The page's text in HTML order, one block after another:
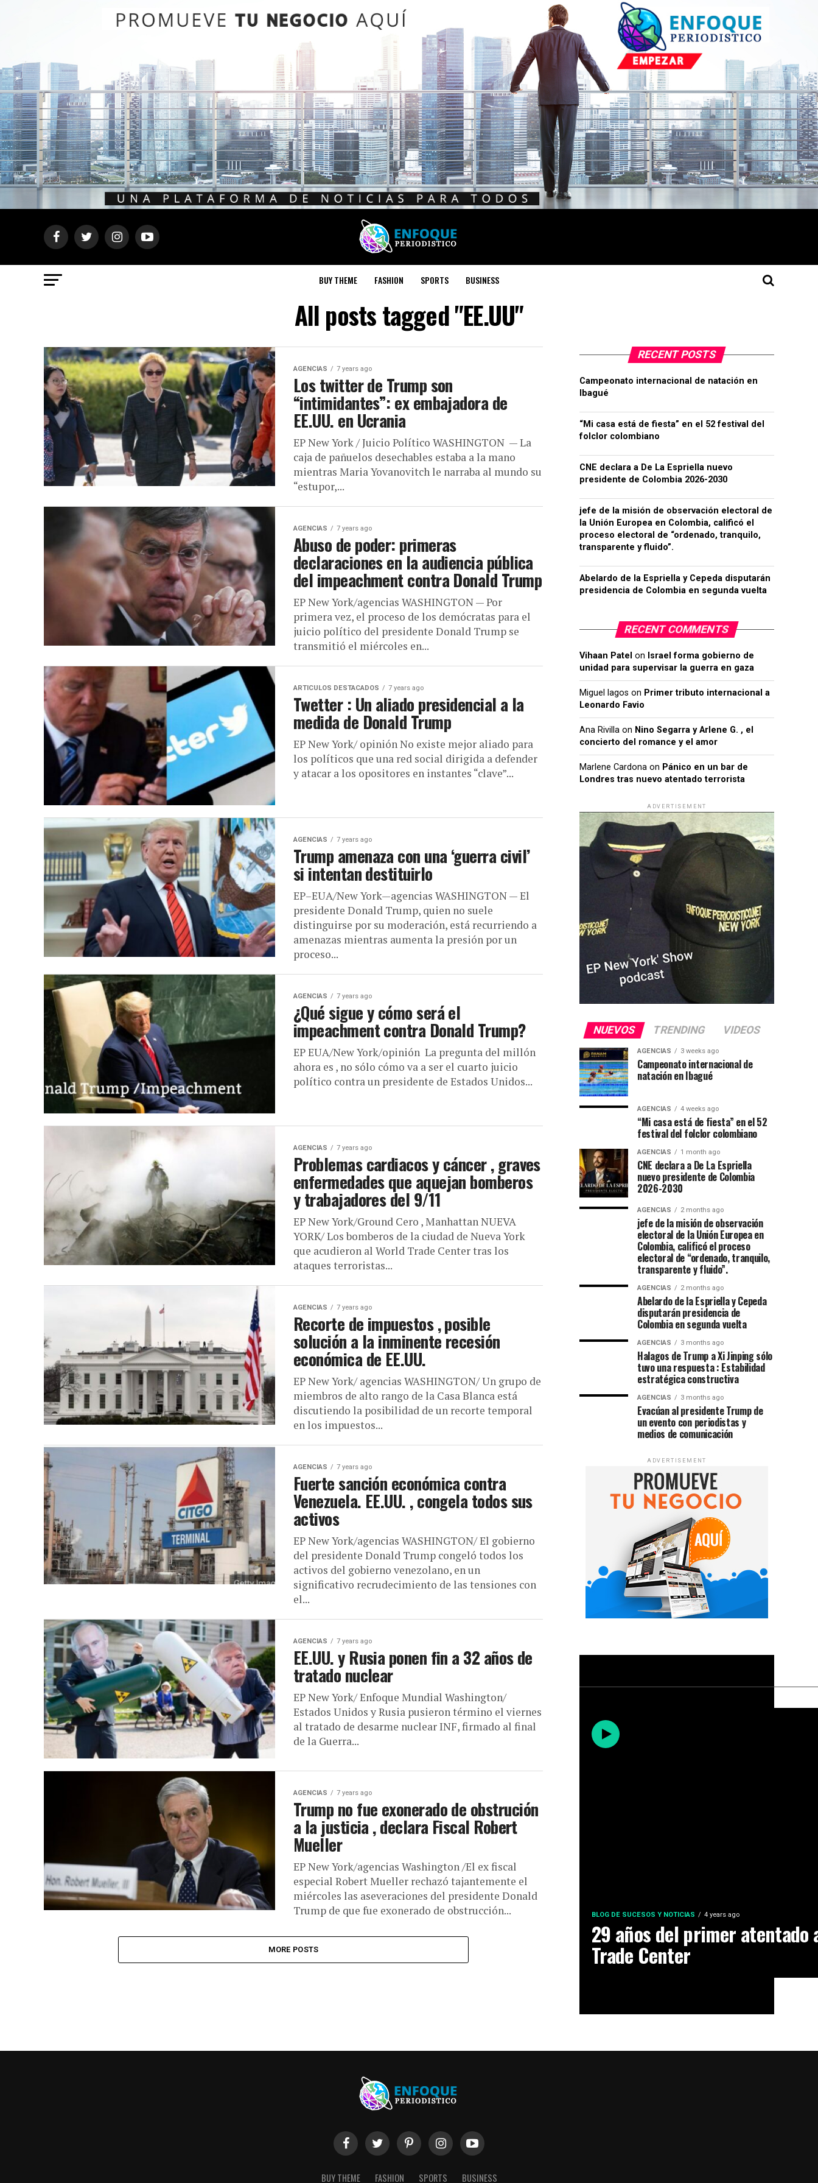
BUY THEME FASHION SPORTS BUSINESS
All posts tagged "EE.UU"
AGENCIAS 7 years ago
Los twitter de Trump son
“intimidantes”: ex embajadora de
EE.UU. en Ucrania
EP New York / Juicio Político WASHINGTON — La
caja de pañuelos desechables estaba a la mano
mientras Maria Yovanovitch le narraba al mundo su
“estupor,...
AGENCIAS 7 years ago
Abuso de poder: primeras
declaraciones en la audiencia pública
del impeachment contra Donald Trump
EP New York/agencias WASHINGTON — Por
primera vez, el proceso de los demócratas para el
juicio político del presidente Donald Trump se
transmitió el miércoles en...
ARTICULOS DESTACADOS 7 years ago
Twetter : Un aliado presidencial a la
medida de Donald Trump
EP New York/ opinión No existe mejor aliado para
los políticos que una red social dirigida a defender
y atacar a los opositores en instantes “clave”...
AGENCIAS 7 years ago
Trump amenaza con una ‘guerra civil’
si intentan destituirlo
EP–EUA/New York—agencias WASHINGTON — El
presidente Donald Trump, quien no suele
distinguirse por su moderación, está recurriendo a
amenazas mientras aumenta la presión por un
proceso...
AGENCIAS 7 years ago
¿Qué sigue y cómo será el
impeachment contra Donald Trump?
EP EUA/New York/opinión La pregunta del millón
ahora es , no sólo cómo va a ser el cuarto juicio
político contra un presidente de Estados Unidos...
AGENCIAS 7 years ago
Problemas cardiacos y cáncer , graves
enfermedades que aquejan bomberos
y trabajadores del 9/11
EP New York/Ground Cero , Manhattan NUEVA
YORK/ Los bomberos de la ciudad de Nueva York
que acudieron al World Trade Center tras los
ataques terroristas...
AGENCIAS 7 years ago
Recorte de impuestos , posible
solución a la inminente recesión
económica de EE.UU.
EP New York/ agencias WASHINGTON/ Un grupo de
miembros de alto rango de la Casa Blanca está
discutiendo la posibilidad de un recorte temporal
en los impuestos...
AGENCIAS 7 years ago
Fuerte sanción económica contra
Venezuela. EE.UU. , congela todos sus
activos
EP New York/agencias WASHINGTON/ El gobierno
del presidente Donald Trump congeló todos los
activos del gobierno venezolano, en un
significativo recrudecimiento de las tensiones con
el...
AGENCIAS 7 years ago
EE.UU. y Rusia ponen fin a 32 años de
tratado nuclear
EP New York/ Enfoque Mundial Washington/
Estados Unidos y Rusia pusieron término el viernes
al tratado de desarme nuclear INF, firmado al final
de la Guerra...
AGENCIAS 7 years ago
Trump no fue exonerado de obstrución
a la justicia , declara Fiscal Robert
Mueller
EP New York/agencias Washington /El ex fiscal
especial Robert Mueller rechazó tajantemente el
miércoles las aseveraciones del presidente Donald
Trump de que fue exonerado de obstrucción...
MORE POSTS
RECENT POSTS
Campeonato internacional de natación en
Ibagué
“Mi casa está de fiesta” en el 52 festival del
folclor colombiano
CNE declara a De La Espriella nuevo
presidente de Colombia 2026-2030
jefe de la misión de observación electoral de
la Unión Europea en Colombia, calificó el
proceso electoral de “ordenado, tranquilo,
transparente y fluido”.
Abelardo de la Espriella y Cepeda disputarán
presidencia de Colombia en segunda vuelta
RECENT COMMENTS
Vihaan Patel on Israel forma gobierno de
unidad para supervisar la guerra en gaza
Miguel lagos on Primer tributo internacional a
Leonardo Favio
Ana Rivilla on Nino Segarra y Arlene G. , el
concierto del romance y el amor
Marlene Cardona on Pánico en un bar de
Londres tras nuevo atentado terrorista
ADVERTISEMENT
NUEVOS TRENDING VIDEOS
AGENCIAS 3 weeks ago
Campeonato internacional de
natación en Ibagué
AGENCIAS 4 weeks ago
“Mi casa está de fiesta” en el 52
festival del folclor colombiano
AGENCIAS 1 month ago
CNE declara a De La Espriella
nuevo presidente de Colombia
2026-2030
AGENCIAS 2 months ago
jefe de la misión de observación
electoral de la Unión Europea en
Colombia, calificó el proceso
electoral de “ordenado, tranquilo,
transparente y fluido”.
AGENCIAS 2 months ago
Abelardo de la Espriella y Cepeda
disputarán presidencia de
Colombia en segunda vuelta
AGENCIAS 3 months ago
Halagos de Trump a Xi Jinping sólo
tuvo una respuesta : Estabilidad
estratégica constructiva
AGENCIAS 3 months ago
Evacúan al presidente Trump de
un evento con periodistas y
medios de comunicación
ADVERTISEMENT
BLOG DE SUCESOS Y NOTICIAS 4 years ago
29 años del primer atentado
Trade Center
BUY THEME FASHION SPORTS BUSINESS